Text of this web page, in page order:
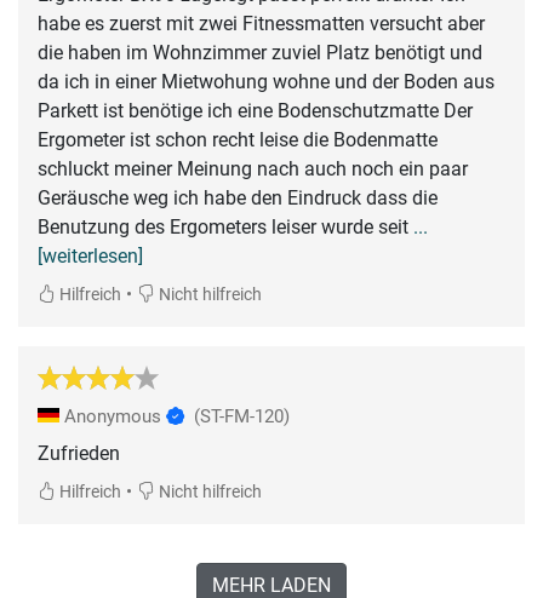
habe es zuerst mit zwei Fitnessmatten versucht aber
die haben im Wohnzimmer zuviel Platz benötigt und
da ich in einer Mietwohung wohne und der Boden aus
Parkett ist benötige ich eine Bodenschutzmatte Der
Ergometer ist schon recht leise die Bodenmatte
schluckt meiner Meinung nach auch noch ein paar
Geräusche weg ich habe den Eindruck dass die
Benutzung des Ergometers leiser wurde seit ...
[weiterlesen]
Hilfreich • Nicht hilfreich
Anonymous (ST-FM-120)
Zufrieden
Hilfreich • Nicht hilfreich
MEHR LADEN